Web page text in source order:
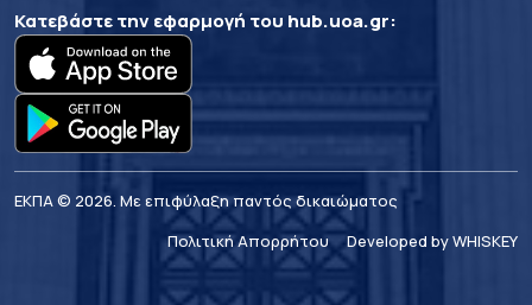
Κατεβάστε την εφαρμογή του hub.uoa.gr:
ΕΚΠΑ © 2026. Με επιφύλαξη παντός δικαιώματος
Πολιτική Απορρήτου
Developed by WHISKEY